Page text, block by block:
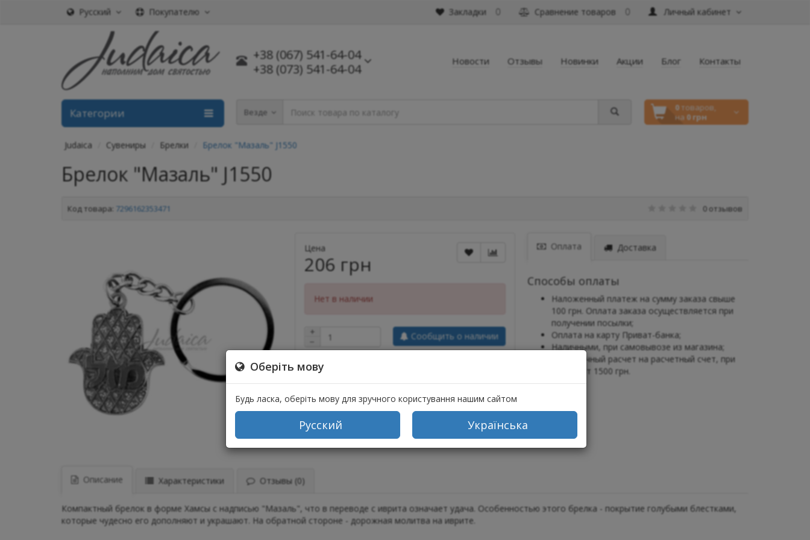
Русский Личный кабинет
Покупателю Закладки 0 Сравнение товаров 0
+38 (067) 541-64-04
+38 (073) 541-64-04
Новости Отзывы Новинки Акции Блог Контакты
Везде 0товаров,
на 0 грн
Категории
Оберіть мову
Будь ласка, оберіть мову для зручного користування нашим сайтом
Русский Українська
Judaica Сувениры Брелки Брелок "Мазаль" J1550
Брелок "Мазаль" J1550
Код товара: 7296162353471 0 отзывов
Цена
206 грн
Нет в наличии
+
−
Сообщить о наличии
Оплата Доставка
Способы оплаты
Наложенный платеж на сумму заказа свыше
100 грн. Оплата заказа осуществляется при
получении посылки;
Оплата на карту Приват-банка;
Наличными, при самовывозе из магазина;
Безналичный расчет на расчетный счет, при
заказе от 1500 грн.
Описание Характеристики Отзывы (0)
Компактный брелок в форме Хамсы с надписью "Мазаль", что в переводе с иврита означает удача. Особенностью этого брелка - покрытие голубыми блестками,
которые чудесно его дополняют и украшают. На обратной стороне - дорожная молитва на иврите.